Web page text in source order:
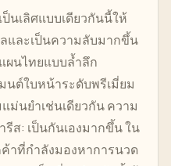
นเลิศแบบเดียวกันนี้ให้
และเป็นความลับมากขึ้น
ผนไทยแบบล้ำลึก
นต์ใบหน้าระดับพรีเมี่ยม
ม่นยำเช่นเดียวกัน ความ
ส: เป็นกันเองมากขึ้น ใน
าที่กำลังมองหาการนวด